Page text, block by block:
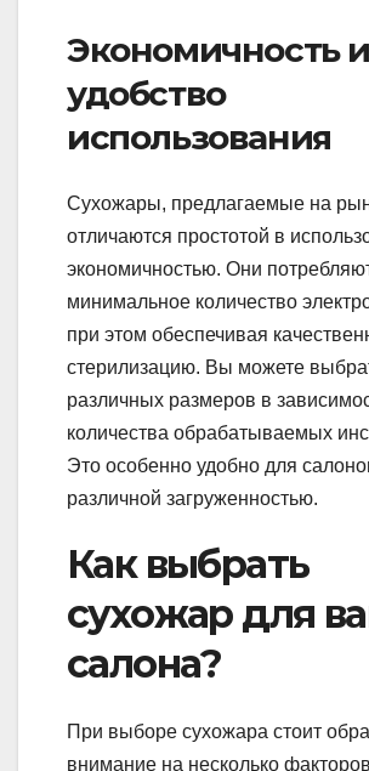
Экономичность и
удобство
использования
Сухожары, предлагаемые на
отличаются простотой в
экономичностью. Они
минимальное количество
при этом обеспечивая
стерилизацию. Вы можете
различных размеров в
количества обрабатываемых
Это особенно удобно для
различной загруженностью.
Как выбрать
сухожар для
салона?
При выборе сухожара стоит
внимание на несколько